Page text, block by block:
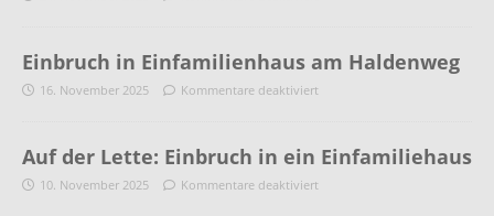
Einbruch in Einfamilienhaus am Haldenweg
16. November 2025 Kommentare deaktiviert
Auf der Lette: Einbruch in ein Einfamiliehaus
10. November 2025 Kommentare deaktiviert